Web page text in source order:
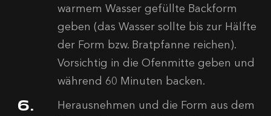
warmem Wasser gefüllte Backform
geben (das Wasser sollte bis zur Hälfte
der Form bzw. Bratpfanne reichen).
Vorsichtig in die Ofenmitte geben und
während 60 Minuten backen.
Herausnehmen und die Form aus dem